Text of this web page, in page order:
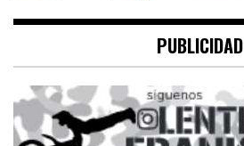
PUBLICIDAD